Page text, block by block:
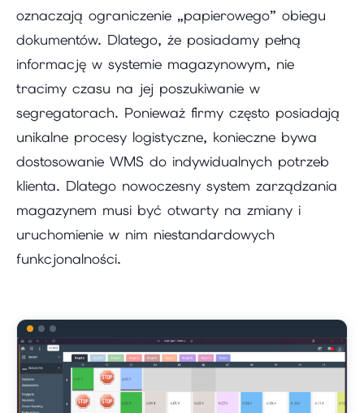
oznaczają ograniczenie „papierowego” obiegu
dokumentów. Dlatego, że posiadamy pełną
informację w systemie magazynowym, nie
tracimy czasu na jej poszukiwanie w
segregatorach. Ponieważ firmy często posiadają
unikalne procesy logistyczne, konieczne bywa
dostosowanie WMS do indywidualnych potrzeb
klienta. Dlatego nowoczesny system zarządzania
magazynem musi być otwarty na zmiany i
uruchomienie w nim niestandardowych
funkcjonalności.